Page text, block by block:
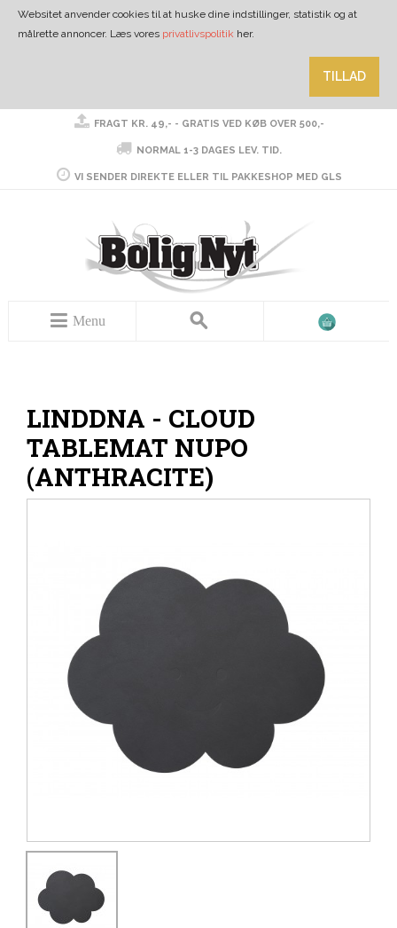
Websitet anvender cookies til at huske dine indstillinger, statistik og at
målrette annoncer. Læs vores privatlivspolitik her.
TILLAD
FRAGT KR. 49,- - GRATIS VED KØB OVER 500,-
NORMAL 1-3 DAGES LEV. TID.
VI SENDER DIREKTE ELLER TIL PAKKESHOP MED GLS
Menu
LINDDNA - CLOUD
TABLEMAT NUPO
(ANTHRACITE)